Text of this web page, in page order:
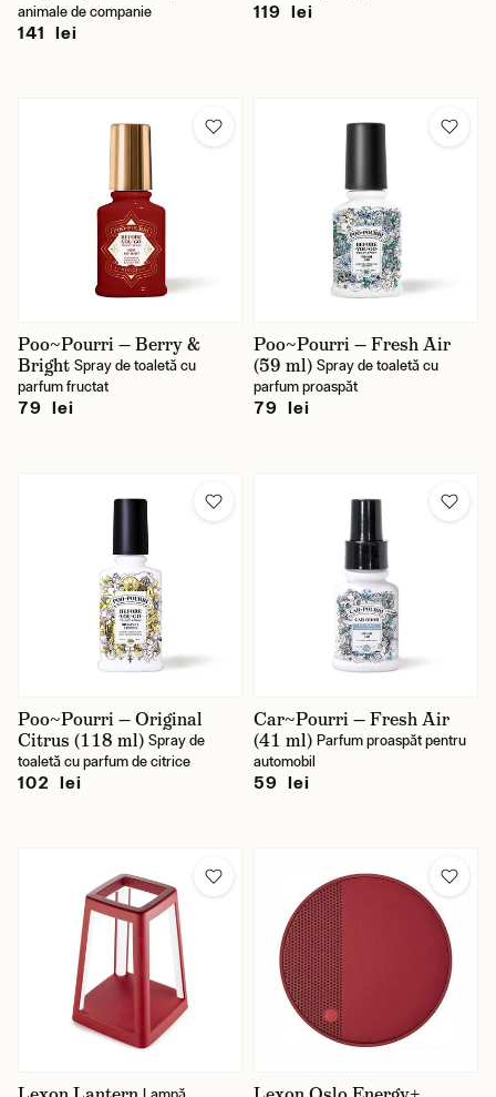
animale de companie
141 lei
119 lei
Poo~Pourri — Berry &
Bright Spray de toaletă cu
parfum fructat
79 lei
Poo~Pourri — Fresh Air
(59 ml) Spray de toaletă cu
parfum proaspăt
79 lei
Poo~Pourri — Original
Citrus (118 ml) Spray de
toaletă cu parfum de citrice
102 lei
Car~Pourri — Fresh Air
(41 ml) Parfum proaspăt pentru
automobil
59 lei